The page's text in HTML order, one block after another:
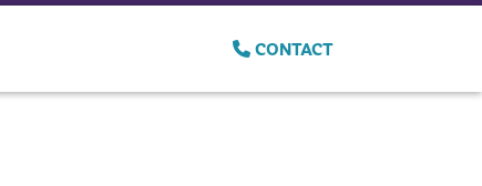
CONTACT